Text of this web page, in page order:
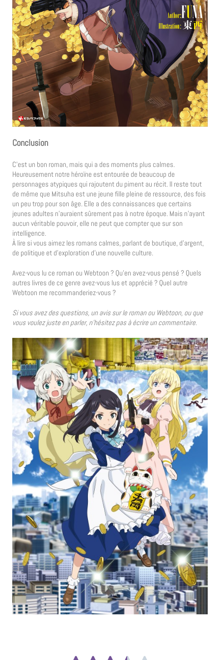
Conclusion
C’est un bon roman, mais qui a des moments plus calmes.
Heureusement notre héroïne est entourée de beaucoup de
personnages atypiques qui rajoutent du piment au récit. Il reste tout
de même que Mitsuha est une jeune fille pleine de ressource, des fois
un peu trop pour son âge. Elle a des connaissances que certains
jeunes adultes n’auraient sûrement pas à notre époque. Mais n’ayant
aucun véritable pouvoir, elle ne peut que compter que sur son
intelligence.
À lire si vous aimez les romans calmes, parlant de boutique, d’argent,
de politique et d’exploration d’une nouvelle culture.
Avez-vous lu ce roman ou Webtoon ? Qu’en avez-vous pensé ? Quels
autres livres de ce genre avez-vous lus et apprécié ? Quel autre
Webtoon me recommanderiez-vous ?
Si vous avez des questions, un avis sur le roman ou Webtoon, ou que
vous voulez juste en parler, n’hésitez pas à écrire un commentaire.